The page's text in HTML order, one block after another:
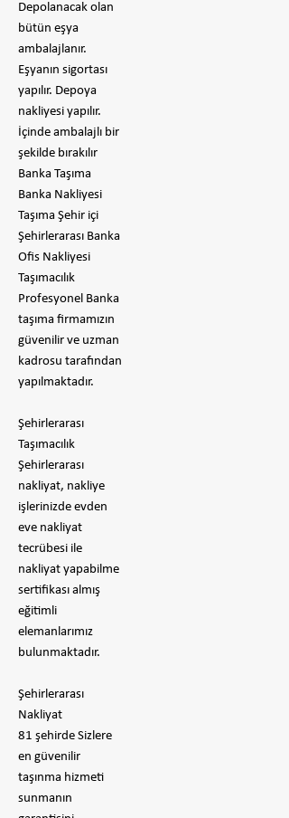
Depolanacak olan
bütün eşya
ambalajlanır.
Eşyanın sigortası
yapılır. Depoya
nakliyesi yapılır.
İçinde ambalajlı bir
şekilde bırakılır
​Banka Taşıma
Banka Nakliyesi
Taşıma Şehir içi
Şehirlerarası Banka
Ofis Nakliyesi
Taşımacılık
Profesyonel Banka
taşıma firmamızın
güvenilir ve uzman
kadrosu tarafından
yapılmaktadır.
Şehirlerarası
Taşımacılık
Şehirlerarası
nakliyat, nakliye
işlerinizde evden
eve nakliyat
tecrübesi ile
nakliyat yapabilme
sertifikası almış
eğitimli
elemanlarımız
bulunmaktadır.
Şehirlerarası
Nakliyat
81 şehirde Sizlere
en güvenilir
taşınma hizmeti
sunmanın